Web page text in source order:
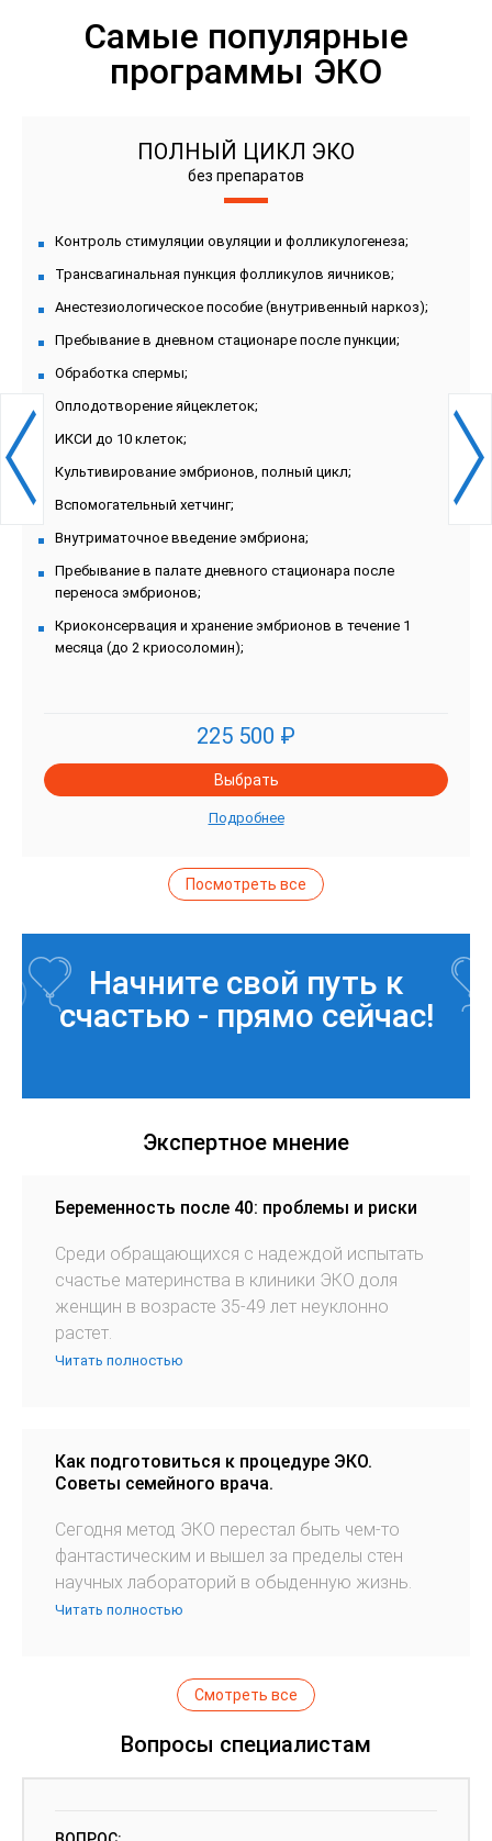
Самые популярные
программы ЭКО
ПОЛНЫЙ ЦИКЛ ЭКО
без препаратов
Контроль стимуляции овуляции и фолликулогенеза;
Трансвагинальная пункция фолликулов яичников;
Анестезиологическое пособие (внутривенный наркоз);
Пребывание в дневном стационаре после пункции;
Обработка спермы;
Оплодотворение яйцеклеток;
ИКСИ до 10 клеток;
Культивирование эмбрионов, полный цикл;
Вспомогательный хетчинг;
Внутриматочное введение эмбриона;
Пребывание в палате дневного стационара после
переноса эмбрионов;
Криоконсервация и хранение эмбрионов в течение 1
месяца (до 2 криосоломин);
225 500 ₽
Выбрать
Подробнее
Посмотреть все
Начните свой путь к
счастью - прямо сейчас!
Экспертное мнение
Беременность после 40: проблемы и риски
Среди обращающихся с надеждой испытать
счастье материнства в клиники ЭКО доля
женщин в возрасте 35-49 лет неуклонно
растет.
Читать полностью
Как подготовиться к процедуре ЭКО.
Советы семейного врача.
Сегодня метод ЭКО перестал быть чем-то
фантастическим и вышел за пределы стен
научных лабораторий в обыденную жизнь.
Читать полностью
Смотреть все
Вопросы специалистам